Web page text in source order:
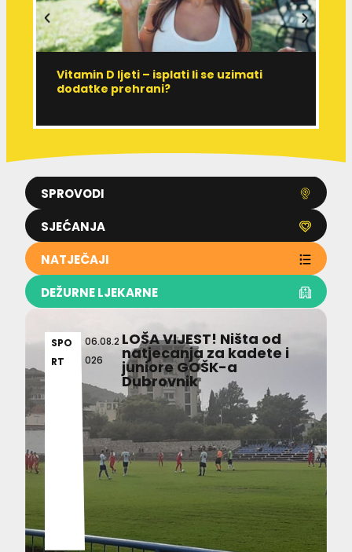
SPROVODI
SJEĆANJA
NATJEČAJI
DEŽURNE LJEKARNE
Vitamin D ljeti – isplati li se uzimati
dodatke prehrani?
SPO
RT
06.08.2
026
LOŠA VIJEST! Ništa od
natjecanja za kadete i
juniore GOŠK-a
Dubrovnik